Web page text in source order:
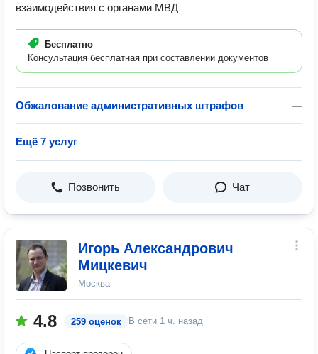
взаимодействия с органами МВД
Бесплатно
Консультация бесплатная при составлении документов
Обжалование административных штрафов —
Ещё 7 услуг
Позвонить Чат
Игорь Александрович
Мицкевич
Москва
4.8 259 оценок В сети 1 ч. назад